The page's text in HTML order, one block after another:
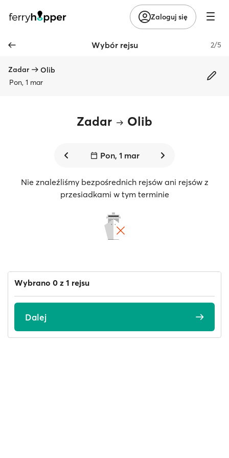
Zaloguj się
Wybór rejsu 2/5
Zadar
Olib
Pon, 1 mar
Zadar Olib
Pon, 1 mar
Nie znaleźliśmy bezpośrednich rejsów ani rejsów z
przesiadkami w tym terminie
Wybrano 0 z 1 rejsu
Dalej